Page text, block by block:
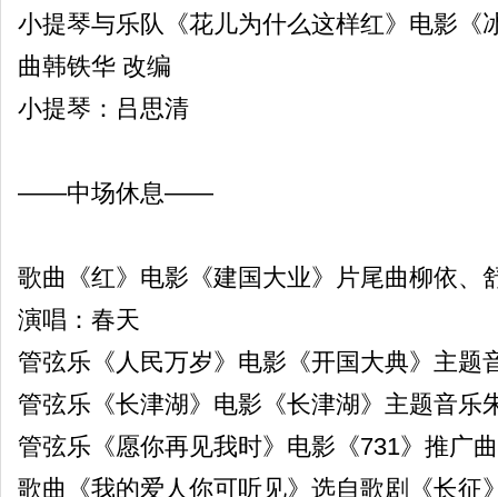
小提琴与乐队《花儿为什么这样红》电影《
曲韩铁华 改编
小提琴：吕思清
——中场休息——
歌曲《红》电影《建国大业》片尾曲柳依、
演唱：春天
管弦乐《人民万岁》电影《开国大典》主题
管弦乐《长津湖》电影《长津湖》主题音乐
管弦乐《愿你再见我时》电影《731》推广
歌曲《我的爱人你可听见》选自歌剧《长征